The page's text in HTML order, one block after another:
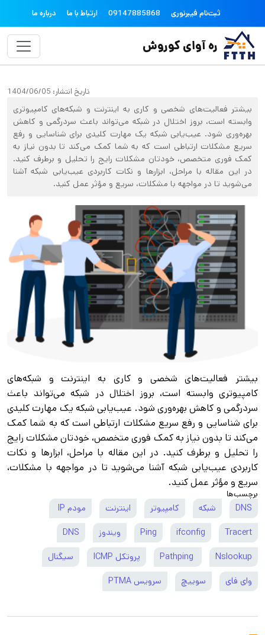
رفتن به محتوای اصلی topheader
درباره ما ارتباط با ما 09147885868 ثبت‌نام فیبرنوری
ره آوای کوروش
تاریخ انتشار: 1404/06/05
بیشتر فعالیت‌های شخصی و کاری به اینترنت و شبکه‌های کامپیوتری
وابسته است، بروز اختلال در شبکه می‌تواند باعث سردرگمی و کاهش
بهره‌وری شود. عیب‌یابی شبکه یک مهارت کلیدی برای شناسایی و رفع
سریع مشکلات ارتباطی است که به شما کمک می‌کند تا بدون نیاز به
کمک فوری متخصص، خودتان مشکلات رایج را تحلیل و برطرف کنید.
در این مقاله با مراحل، ابزارها و نکات کاربردی عیب‌یابی شبکه آشنا
می‌شوید تا در مواجهه با مشکلات، سریع و مؤثر عمل کنید.
بیشتر فعالیت‌های شخصی و کاری به اینترنت و شبکه‌های
کامپیوتری وابسته است، بروز اختلال در شبکه می‌تواند باعث
سردرگمی و کاهش بهره‌وری شود. عیب‌یابی شبکه یک مهارت کلیدی
برای شناسایی و رفع سریع مشکلات ارتباطی است که به شما کمک
می‌کند تا بدون نیاز به کمک فوری متخصص، خودتان مشکلات رایج
را تحلیل و برطرف کنید. در این مقاله با مراحل، ابزارها و نکات
کاربردی عیب‌یابی شبکه آشنا می‌شوید تا در مواجهه با مشکلات،
سریع و مؤثر عمل کنید.
برچسب‌ها
DNS شبکه کامپیوتر اینترنت مودم IP
Tracert
ifconfig
Ping ویندوز DNS
Nslookup پروتکل ICMP سیگنال
وای فای سوییچ سرویس PTMA